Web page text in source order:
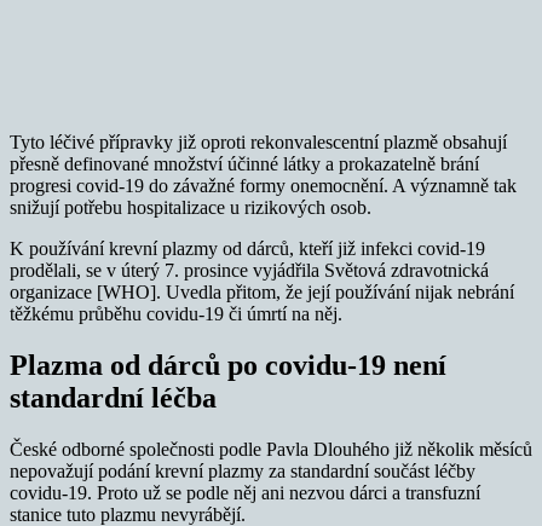
Tyto léčivé přípravky již oproti rekonvalescentní plazmě obsahují
přesně definované množství účinné látky a prokazatelně brání
progresi covid-19 do závažné formy onemocnění. A významně tak
snižují potřebu hospitalizace u rizikových osob.
K používání krevní plazmy od dárců, kteří již infekci covid-19
prodělali, se v úterý 7. prosince vyjádřila Světová zdravotnická
organizace [WHO]. Uvedla přitom, že její používání nijak nebrání
těžkému průběhu covidu-19 či úmrtí na něj.
Plazma od dárců po covidu-19 není
standardní léčba
České odborné společnosti podle Pavla Dlouhého již několik měsíců
nepovažují podání krevní plazmy za standardní součást léčby
covidu-19. Proto už se podle něj ani nezvou dárci a transfuzní
stanice tuto plazmu nevyrábějí.